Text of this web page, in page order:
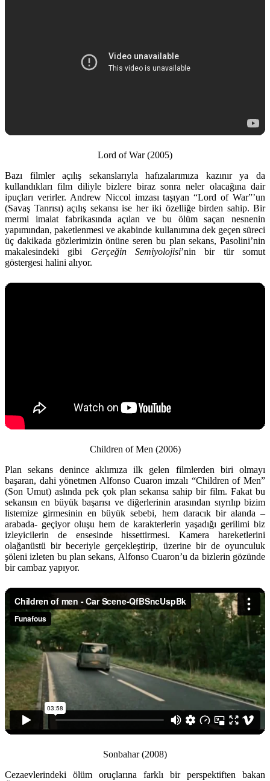
Lord of War (2005)
Bazı filmler açılış sekanslarıyla hafızalarımıza kazınır ya da
kullandıkları film diliyle bizlere biraz sonra neler olacağına dair
ipuçları verirler. Andrew Niccol imzası taşıyan “Lord of War”’un
(Savaş Tanrısı) açılış sekansı ise her iki özelliğe birden sahip. Bir
mermi imalat fabrikasında açılan ve bu ölüm saçan nesnenin
yapımından, paketlenmesi ve akabinde kullanımına dek geçen süreci
üç dakikada gözlerimizin önüne seren bu plan sekans, Pasolini’nin
makalesindeki gibi Gerçeğin Semiyolojisi’nin bir tür somut
göstergesi halini alıyor.
Children of Men (2006)
Plan sekans denince aklımıza ilk gelen filmlerden biri olmayı
başaran, dahi yönetmen Alfonso Cuaron imzalı “Children of Men”
(Son Umut) aslında pek çok plan sekansa sahip bir film. Fakat bu
sekansın en büyük başarısı ve diğerlerinin arasından sıyrılıp bizim
listemize girmesinin en büyük sebebi, hem daracık bir alanda –
arabada- geçiyor oluşu hem de karakterlerin yaşadığı gerilimi biz
izleyicilerin de ensesinde hissettirmesi. Kamera hareketlerini
olağanüstü bir beceriyle gerçekleştirip, üzerine bir de oyunculuk
şöleni izleten bu plan sekans, Alfonso Cuaron’u da bizlerin gözünde
bir cambaz yapıyor.
Sonbahar (2008)
Cezaevlerindeki ölüm oruçlarına farklı bir perspektiften bakan